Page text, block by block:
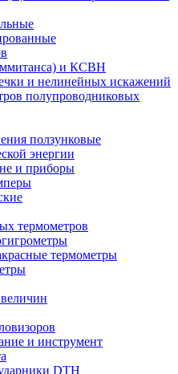
и КСВН
и нелинейных искажений
полупроводниковых
ползунковые
энергии
и приборы
термометров
термометры
и инструмент
DTH